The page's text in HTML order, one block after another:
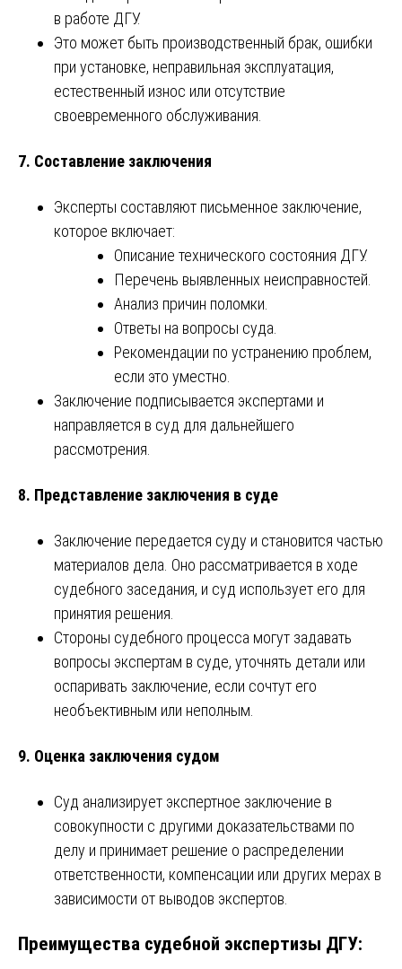
в работе ДГУ.
Это может быть производственный брак, ошибки
при установке, неправильная эксплуатация,
естественный износ или отсутствие
своевременного обслуживания.
7. Составление заключения
Эксперты составляют письменное заключение,
которое включает:
Описание технического состояния ДГУ.
Перечень выявленных неисправностей.
Анализ причин поломки.
Ответы на вопросы суда.
Рекомендации по устранению проблем,
если это уместно.
Заключение подписывается экспертами и
направляется в суд для дальнейшего
рассмотрения.
8. Представление заключения в суде
Заключение передается суду и становится частью
материалов дела. Оно рассматривается в ходе
судебного заседания, и суд использует его для
принятия решения.
Стороны судебного процесса могут задавать
вопросы экспертам в суде, уточнять детали или
оспаривать заключение, если сочтут его
необъективным или неполным.
9. Оценка заключения судом
Суд анализирует экспертное заключение в
совокупности с другими доказательствами по
делу и принимает решение о распределении
ответственности, компенсации или других мерах в
зависимости от выводов экспертов.
Преимущества судебной экспертизы ДГУ: